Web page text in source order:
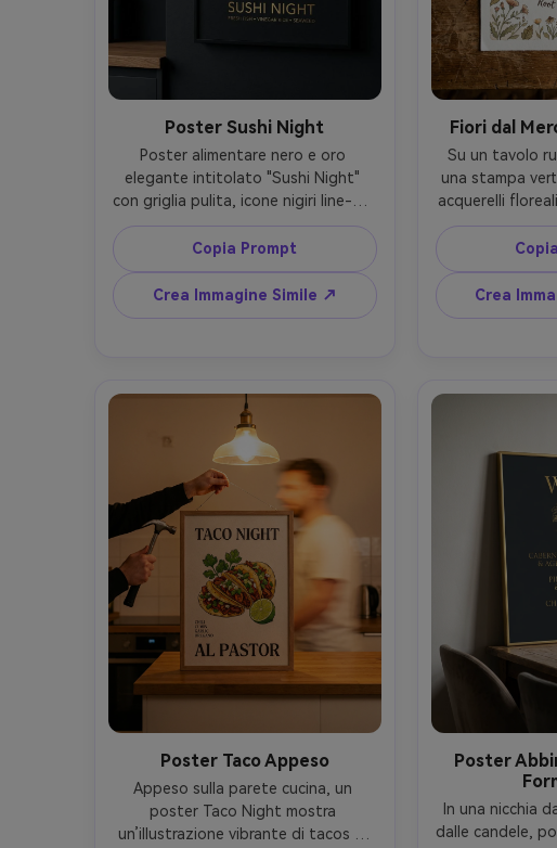
Poster Sushi Night
Poster alimentare nero e oro
elegante intitolato "Sushi Night"
con griglia pulita, icone nigiri line-art
sottili, monogramma oro nell’angolo,
tipografia essenziale degli
ingredienti, fotografato come
stampa incorniciata su parete cucina
scura, luce stroboscopica in studio
nella stampa, luce cinematografica
soffusa --ar 4:5
Copia Prompt
Crea Immagine Simile ↗
Fiori dal
Su un tavolo
una stampa
acquerelli
lista di
illustrazione
antichi, titoli
frastagliati
morbida,
Crea
Poster Taco Appeso
Appeso sulla parete cucina, un
poster Taco Night mostra
un’illustrazione vibrante di tacos al
Poster
In una nicchia
dalle candele,